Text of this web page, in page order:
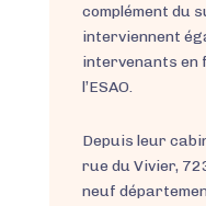
complément du
interviennent
intervenants en
l’ESAO.
Depuis leur
rue du Vivier,
neuf